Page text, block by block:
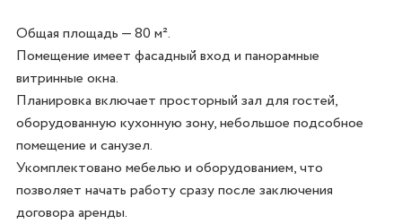
Общая площадь — 80 м².
Помещение имеет фасадный вход и панорамные
витринные окна.
Планировка включает просторный зал для гостей,
оборудованную кухонную зону, небольшое подсобное
помещение и санузел.
Укомплектовано мебелью и оборудованием, что
позволяет начать работу сразу после заключения
договора аренды.